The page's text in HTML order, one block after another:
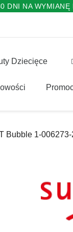
DNI NA WYMIANĘ
Dziecięce
Bubble 1-